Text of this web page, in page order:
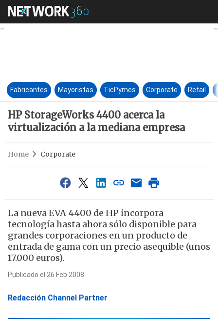
HP StorageWorks 4400
Fabricantes Mayoristas TicPymes Corporate Retail
HP StorageWorks 4400 acerca la
virtualización a la mediana empresa
Home Corporate
La nueva EVA 4400 de HP incorpora
tecnología hasta ahora sólo disponible para
grandes corporaciones en un producto de
entrada de gama con un precio asequible (unos
17.000 euros).
Publicado el 26 Feb 2008
Redacción Channel Partner